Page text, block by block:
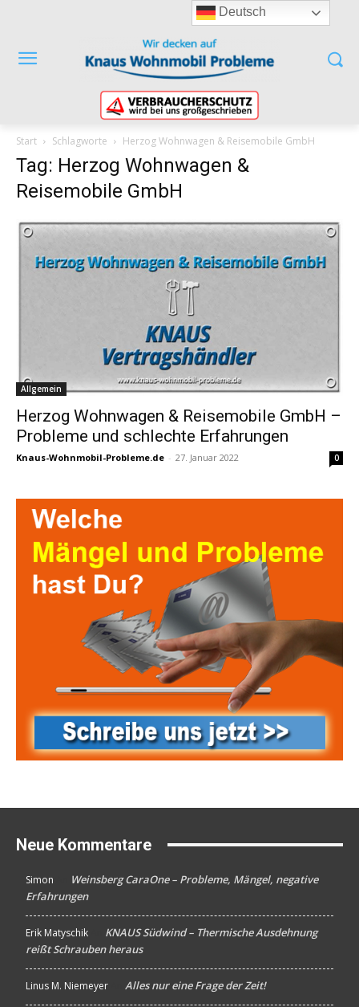
Start Schlagworte Herzog Wohnwagen & Reisemobile GmbH
Tag: Herzog Wohnwagen &
Reisemobile GmbH
Allgemein
Herzog Wohnwagen & Reisemobile GmbH –
Probleme und schlechte Erfahrungen
Knaus-Wohnmobil-Probleme.de - 27. Januar 2022 0
Neue Kommentare
Simon
Weinsberg CaraOne – Probleme, Mängel, negative
Erfahrungen
Erik Matyschik
KNAUS Südwind – Thermische Ausdehnung
reißt Schrauben heraus
Linus M. Niemeyer Alles nur eine Frage der Zeit!
Deutsch